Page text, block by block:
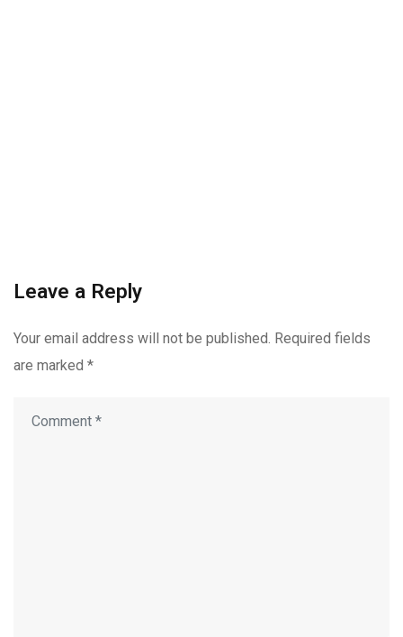
Leave a Reply
Your email address will not be published. Required fields
are marked *